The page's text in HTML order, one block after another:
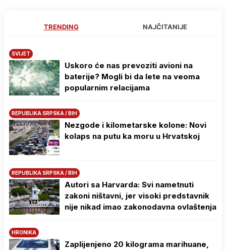
TRENDING NAJČITANIJE
SVIJET
Uskoro će nas prevoziti avioni na
baterije? Mogli bi da lete na veoma
popularnim relacijama
REPUBLIKA SRPSKA / BIH
Nezgode i kilometarske kolone: Novi
kolaps na putu ka moru u Hrvatskoj
REPUBLIKA SRPSKA / BIH
Autori sa Harvarda: Svi nametnuti
zakoni ništavni, jer visoki predstavnik
nije nikad imao zakonodavna ovlaštenja
HRONIKA
Zaplijenjeno 20 kilograma marihuane,